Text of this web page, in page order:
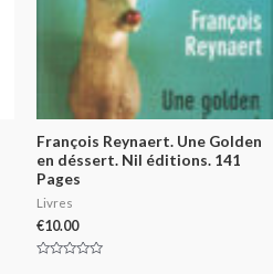
François Reynaert. Une Golden
en déssert. Nil éditions. 141
Pages
Livres
€10.00